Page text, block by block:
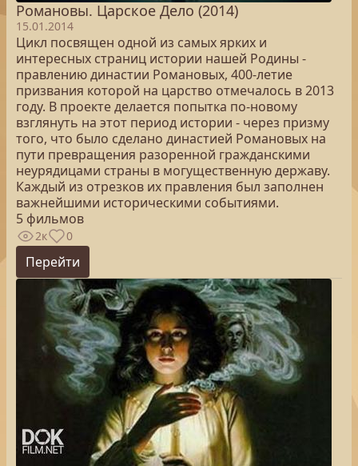
Романовы. Царское Дело (2014)
15.01.2014
Цикл посвящен одной из самых ярких и
интересных страниц истории нашей Родины -
правлению династии Романовых, 400-летие
призвания которой на царство отмечалось в 2013
году. В проекте делается попытка по-новому
взглянуть на этот период истории - через призму
того, что было сделано династией Романовых на
пути превращения разоренной гражданскими
неурядицами страны в могущественную державу.
Каждый из отрезков их правления был заполнен
важнейшими историческими событиями.
5 фильмов
2к 0
Перейти